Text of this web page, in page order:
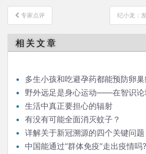
文
章
导
航
专家点评 纪小龙：
相关文章
多生小孩和吃避孕药都能预防卵
野外远足是身心运动——在智识论
发言生活中真正要担心的辐射
有没有可能全面消灭蚊子？
详解关于新冠溯源的四个关键问题
中国能通过“群体免疫”走出疫情吗?